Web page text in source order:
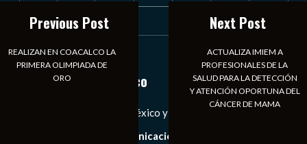
30 31
« Jul
Notiexpress de México
Las Noticias Diarias de México y el Mundo a Tu Alcance
Somos un medio de comunicación digital que tiene como
Previous Post
REALIZAN EN COACALCO LA
PRIMERA OLIMPIADA DE
ORO
Next Post
ACTUALIZA IMIEM A
PROFESIONALES DE LA
SALUD PARA LA DETECCIÓN
Y ATENCIÓN OPORTUNA DEL
CÁNCER DE MAMA